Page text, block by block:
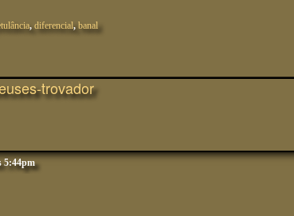
,diferencial,banal
trovador
5:44pm